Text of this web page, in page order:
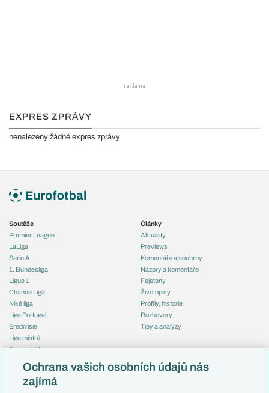
EXPRES ZPRÁVY
nenalezeny žádné expres zprávy
Soutěže
Premier League
LaLiga
Serie A
1. Bundesliga
Ligue 1
Chance Liga
Niké liga
Liga Portugal
Eredivisie
Liga mistrů
Evropská liga
Mistrovství světa
Liga národů
Články
Aktuality
Previews
Komentáře a souhrny
Názory a komentáře
Fejetony
Životopisy
Profily, historie
Rozhovory
Tipy a analýzy
Česko
Ochrana vašich osobních údajů nás
zajímá